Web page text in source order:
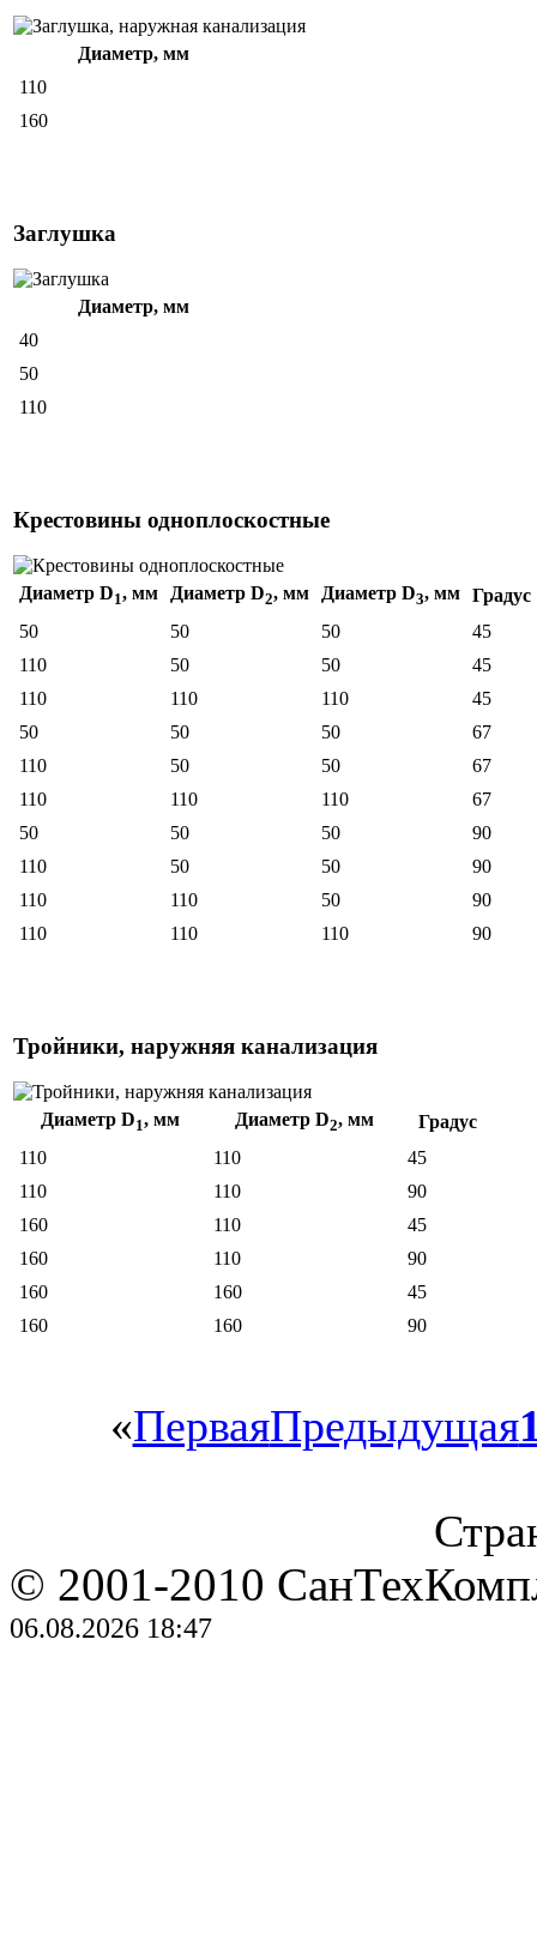
Диаметр, мм
110
160
Заглушка
Диаметр, мм
40
50
110
Крестовины одноплоскостные
Диаметр D1, мм Диаметр D2, мм Диаметр D3, мм Градус
50
50 50
45
110
50 50
45
110
110 110
45
50
50 50
67
110
50 50
67
110
110 110
67
50
50 50
90
110
50 50
90
110
110 50
90
110
110 110 90
Тройники, наружняя канализация
Диаметр D1, мм Диаметр D2, мм
Градус
110
110
45
110
110
90
160
110
45
160
110
90
160
160
45
160
160 90
«ПерваяПредыдущая
© 2001-2010
06.08.2026 18:47